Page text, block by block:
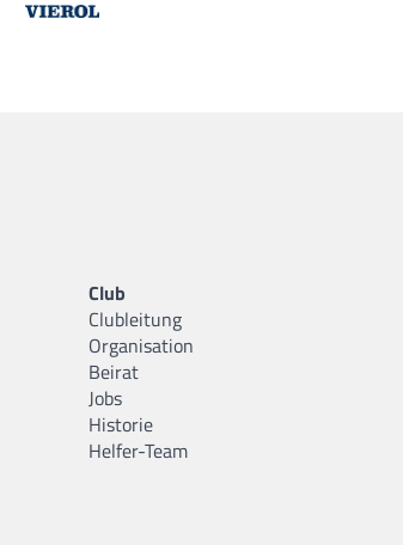
Club
Clubleitung
Organisation
Beirat
Jobs
Historie
Helfer-Team